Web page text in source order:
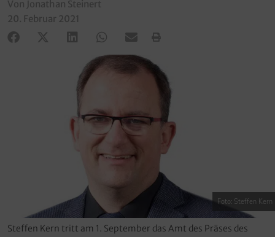
Von Jonathan Steinert
20. Februar 2021
Foto: Steffen Kern
Steffen Kern tritt am 1. September das Amt des Präses des